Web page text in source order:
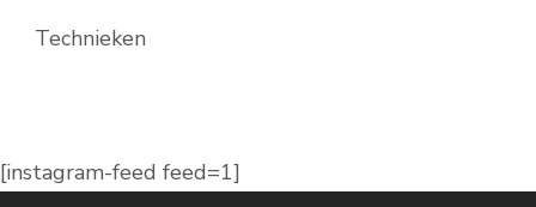
Technieken
[instagram-feed feed=1]